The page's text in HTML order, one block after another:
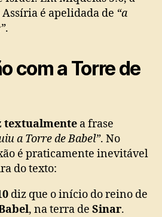
é apelidada de “a
.
com a Torre de
textualmente a frase
a Torre de Babel”. No
é praticamente inevitável
do texto:
diz que o início do reino de
, na terra de Sinar.